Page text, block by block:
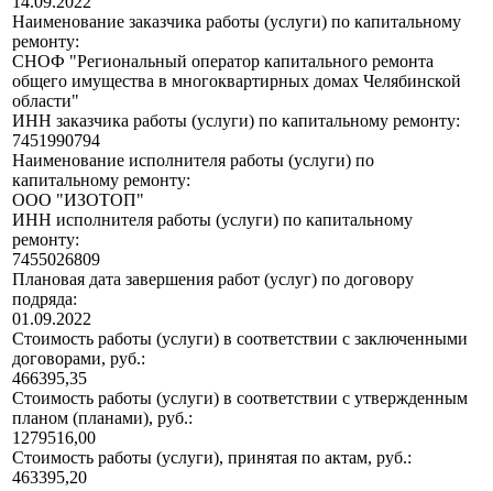
Наименование заказчика работы (услуги) по капитальному
ремонту:
СНОФ "Региональный оператор капитального ремонта
общего имущества в многоквартирных домах Челябинской
области"
ИНН заказчика работы (услуги) по капитальному ремонту:
7451990794
Наименование исполнителя работы (услуги) по
капитальному ремонту:
ООО "ИЗОТОП"
ИНН исполнителя работы (услуги) по капитальному
ремонту:
7455026809
Плановая дата завершения работ (услуг) по договору
подряда:
01.09.2022
Стоимость работы (услуги) в соответствии с заключенными
договорами, руб.:
466395,35
Стоимость работы (услуги) в соответствии с утвержденным
планом (планами), руб.:
1279516,00
Стоимость работы (услуги), принятая по актам, руб.:
463395,20